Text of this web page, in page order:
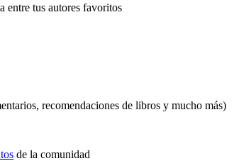
entre tus autores favoritos
recomendaciones de libros y mucho más)
de la comunidad